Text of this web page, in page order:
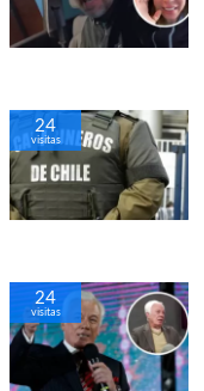
24
visitas
24
visitas